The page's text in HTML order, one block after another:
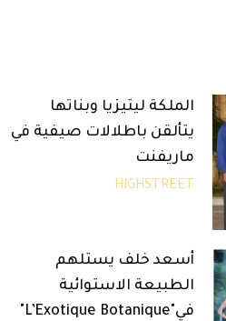
الملكة ليتيزيا وبناتها
يتألقن باطلالات صيفية في
ماريفنت
HIGHSTREET
أسعد خلف يستلهم
الطبيعة الاستوائية
في"L’Exotique Botanique"